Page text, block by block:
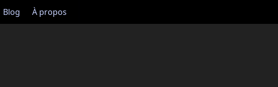
Blog À propos